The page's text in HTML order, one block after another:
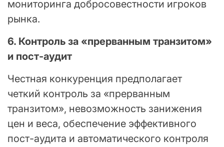
мониторинга добросовестности игроков
рынка.
6. Контроль за «прерванным транзитом»
и пост-аудит
Честная конкуренция предполагает
четкий контроль за «прерванным
транзитом», невозможность занижения
цен и веса, обеспечение эффективного
пост-аудита и автоматического контроля